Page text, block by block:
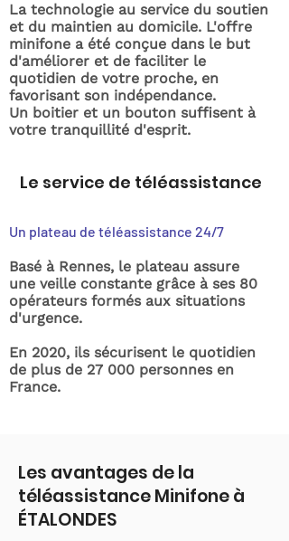
La technologie au service du soutien
et du maintien au domicile. L'offre
minifone a été conçue dans le but
d'améliorer et de faciliter le
quotidien de votre proche, en
favorisant son indépendance.
Un boitier et un bouton suffisent à
votre tranquillité d'esprit.
Le service de téléassistance
Un plateau de téléassistance 24/7
Basé à Rennes, le plateau assure
une veille constante grâce à ses 80
opérateurs formés aux situations
d'urgence.
En 2020, ils sécurisent le quotidien
de plus de 27 000 personnes en
France.
Les avantages de la
téléassistance Minifone à
ÉTALONDES